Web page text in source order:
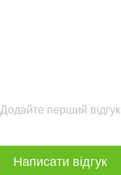
Додайте перший відгук
Написати відгук